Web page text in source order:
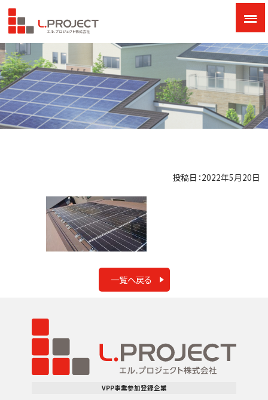
投稿日：2022年5月20日
一覧へ戻る
VPP事業参加登録企業